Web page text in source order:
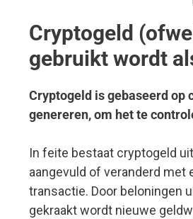
Cryptogeld
gebruikt wordt
Cryptogeld is gebaseerd op
genereren, om het te
In feite bestaat cryptogeld
aangevuld of veranderd
transactie. Door beloningen
gekraakt wordt nieuwe